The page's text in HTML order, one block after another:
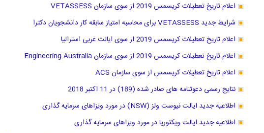
اعلام تاریخ تعطیلات کریسمس 2019 از سوی سازمان VETASSESS
شرایط جدید VETASSESS برای محاسبه امتیاز سابقه کار دانشجویان دکترا
اعلام تاریخ تعطیلات کریسمس 2019 از سوی ایالت غربی استرالیا
اعلام تاریخ تعطیلات کریسمس 2019 از سوی سازمان Engineering Australia
اعلام تاریخ تعطیلات کریسمس از سوی سازمان ACS
نتایج رسمی دعوتنامه های صادر شده (189) در 11 اکتبر 2018
اطلاعیه جدید ایالت نیوست ولز (NSW) در مورد ویزاهای سرمایه گذاری
اطلاعیه جدید ایالت ویکتوریا در مورد ویزاهای سرمایه گذاری